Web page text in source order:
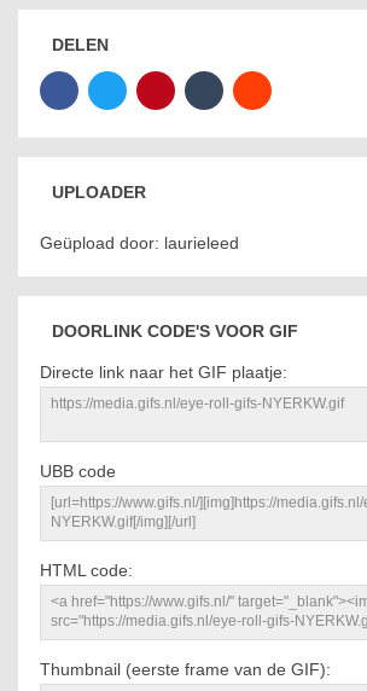
DELEN
UPLOADER
Geüpload door: laurieleed
DOORLINK CODE'S VOOR GIF
Directe link naar het GIF plaatje:
UBB code
HTML code:
Thumbnail (eerste frame van de GIF):